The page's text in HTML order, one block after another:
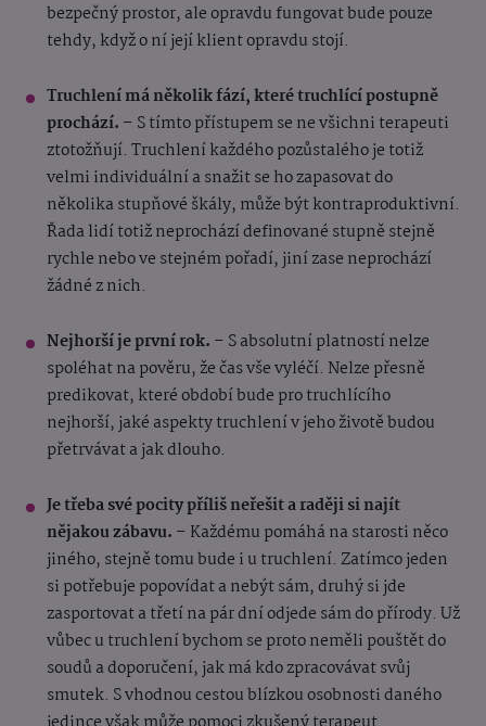
bezpečný prostor, ale opravdu fungovat bude pouze
tehdy, když o ní její klient opravdu stojí.
Truchlení má několik fází, které truchlící postupně
prochází. – S tímto přístupem se ne všichni terapeuti
ztotožňují. Truchlení každého pozůstalého je totiž
velmi individuální a snažit se ho zapasovat do
několika stupňové škály, může být kontraproduktivní.
Řada lidí totiž neprochází definované stupně stejně
rychle nebo ve stejném pořadí, jiní zase neprochází
žádné z nich.
Nejhorší je první rok. – S absolutní platností nelze
spoléhat na pověru, že čas vše vyléčí. Nelze přesně
predikovat, které období bude pro truchlícího
nejhorší, jaké aspekty truchlení v jeho životě budou
přetrvávat a jak dlouho.
Je třeba své pocity příliš neřešit a raději si najít
nějakou zábavu. – Každému pomáhá na starosti něco
jiného, stejně tomu bude i u truchlení. Zatímco jeden
si potřebuje popovídat a nebýt sám, druhý si jde
zasportovat a třetí na pár dní odjede sám do přírody. Už
vůbec u truchlení bychom se proto neměli pouštět do
soudů a doporučení, jak má kdo zpracovávat svůj
smutek. S vhodnou cestou blízkou osobnosti daného